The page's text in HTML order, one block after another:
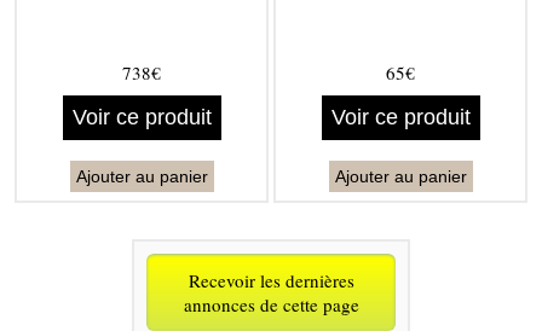
738€
Voir ce produit
Ajouter au panier
65€
Voir ce produit
Ajouter au panier
Recevoir les dernières
annonces de cette page